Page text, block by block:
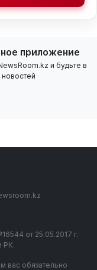
приложение
и будьте в
от 25.05.2017 г.
РК.
вас обязательно